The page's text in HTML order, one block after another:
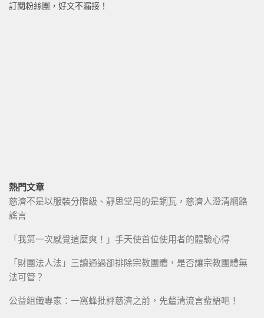
訂閱粉絲團，好文不漏接！
熱門文章
慈濟不是以服裝分階級、靜思堂用的是銅瓦，慈濟人澄清網路
謠言
「我第一次感覺這麼爽！」手天使首位使用者的體驗心得
「財團法人法」三讀通過卻排除宗教團體，是否讓宗教團體無
法可管？
公益組織專家：一窩蜂批評慈濟之前，先釐清流言蜚語吧！